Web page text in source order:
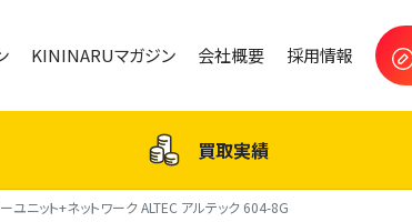
KININARUマガジン 会社概要 採用情報
買取実績
ユニット+ネットワーク ALTEC アルテック 604-8G